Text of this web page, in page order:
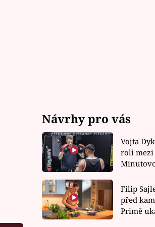
Návrhy pro vás
Vojta
roli mezi
Filip
před
Primě